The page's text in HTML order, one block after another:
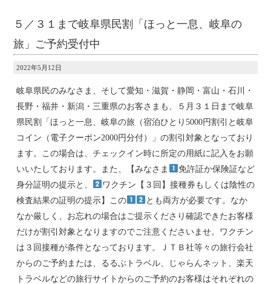
５／３１まで岐阜県民割「ほっと一息、岐阜の
旅」ご予約受付中
2022年5月12日
岐阜県民のみなさま、そして愛知・滋賀・静岡・富山・石川・
長野・福井・新潟・三重県のお客さまも、５月３１日まで岐阜
県民割「ほっと一息、岐阜の旅（宿泊ひとり5000円割引と岐阜
コイン（電子クーポン2000円分付）」の割引対象となっており
ます。この場合は、チェックイン時に所定の用紙に記入をお願
いいたしております。また、【みなさま
免許証か保険証など
身分証明の提示と、
ワクチン【３回】接種券もしくは陰性の
検査結果の証明の提示】この
とも両方が必要です。なか
なか厳しく、お忘れの場合はご提示くださり確認できたお客様
だけが割引対象となりますのでご注意くださいませ。ワクチン
は３回接種が条件となっております。ＪＴＢ社等々の旅行会社
からのご予約または、るるぶトラベル、じゃらんネット、楽天
トラベルなどの旅行サイトからのご予約のお客様はそれぞれの